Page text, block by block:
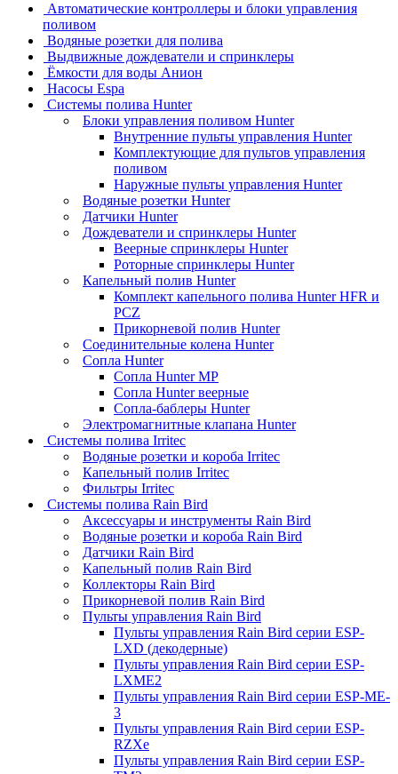
Автоматические контроллеры и блоки управления
поливом
Водяные розетки для полива
Выдвижные дождеватели и спринклеры
Ёмкости для воды Анион
Насосы Espa
Системы полива Hunter
Блоки управления поливом Hunter
Внутренние пульты управления Hunter
Комплектующие для пультов управления
поливом
Наружные пульты управления Hunter
Водяные розетки Hunter
Датчики Hunter
Дождеватели и спринклеры Hunter
Веерные спринклеры Hunter
Роторные спринклеры Hunter
Капельный полив Hunter
Комплект капельного полива Hunter HFR и
PCZ
Прикорневой полив Hunter
Соединительные колена Hunter
Сопла Hunter
Сопла Hunter MP
Сопла Hunter веерные
Сопла-баблеры Hunter
Электромагнитные клапана Hunter
Системы полива Irritec
Водяные розетки и короба Irritec
Капельный полив Irritec
Фильтры Irritec
Системы полива Rain Bird
Аксессуары и инструменты Rain Bird
Водяные розетки и короба Rain Bird
Датчики Rain Bird
Капельный полив Rain Bird
Коллекторы Rain Bird
Прикорневой полив Rain Bird
Пульты управления Rain Bird
Пульты управления Rain Bird серии ESP-
LXD (декодерные)
Пульты управления Rain Bird серии ESP-
LXME2
Пульты управления Rain Bird серии ESP-ME-
3
Пульты управления Rain Bird серии ESP-
RZXe
Пульты управления Rain Bird серии ESP-